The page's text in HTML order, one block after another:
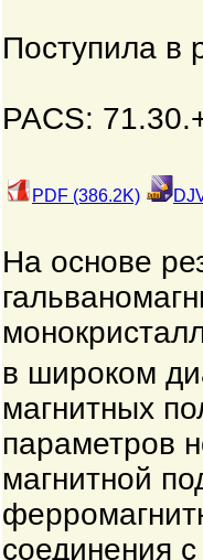
Поступила в
PACS:
PDF (386.2K)
На основе
в широком
магнитных
параметров
магнитной
соединения